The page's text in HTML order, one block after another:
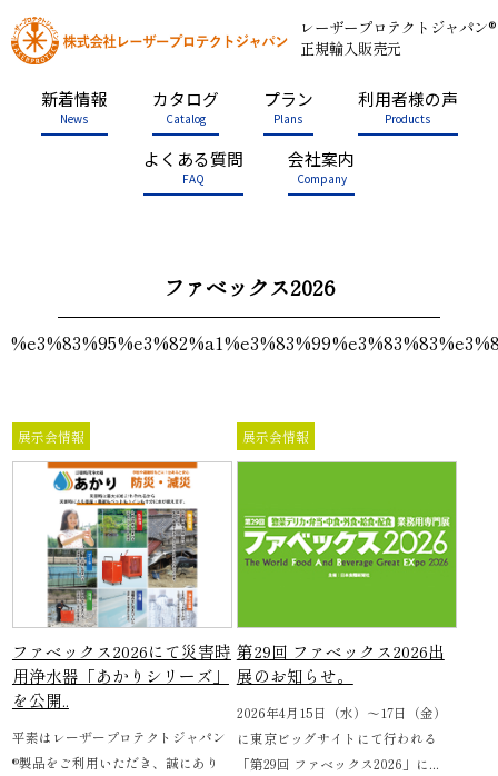
レーザープロテクトジャパン®
正規輸入販売元
新着情報
News
カタログ
Catalog
プラン
Plans
利用者様の声
Products
よくある質問
FAQ
会社案内
Company
ファベックス2026
展示会情報
ファベックス2026にて災害時
用浄水器「あかりシリーズ」
を公開..
平素はレーザープロテクトジャパン
®製品をご利用いただき、誠にあり
展示会情報
第29回 ファベックス2026出
展のお知らせ。
2026年4月15日（水）〜17日（金）
に東京ビッグサイトにて行われる
「第29回 ファベックス2026」に...